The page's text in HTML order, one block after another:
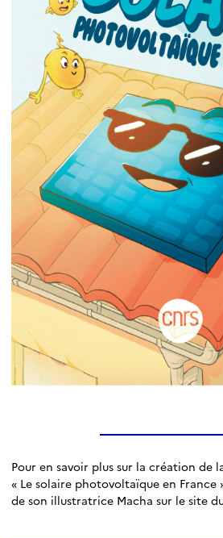
Pour en savoir plus sur la création de
« Le solaire photovoltaïque en France
de son illustratrice Macha sur le site du